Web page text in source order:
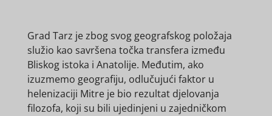
Grad Tarz je zbog svog geografskog položaja
služio kao savršena točka transfera između
Bliskog istoka i Anatolije. Međutim, ako
izuzmemo geografiju, odlučujući faktor u
helenizaciji Mitre je bio rezultat djelovanja
filozofa, koji su bili ujedinjeni u zajedničkom